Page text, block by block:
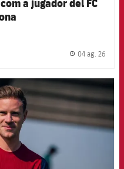
a jugador del FC
04 ag. 26
Barcelona badge